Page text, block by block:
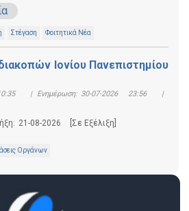
Στέγαση Φοιτητικά Νέα
Ιονίου Πανεπιστημίου
| Ενημέρωση: 30-07-2026 23:56
|
21-08-2026 [Σε Εξέλιξη]
Οργάνων